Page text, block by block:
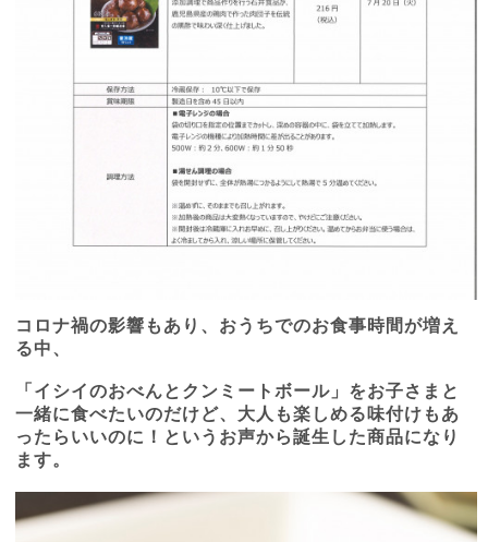
コロナ禍の影響もあり、おうちでのお食事時間が増え
る中、
「イシイのおべんとクンミートボール」をお子さまと
一緒に食べたいのだけど、大人も楽しめる味付けもあ
ったらいいのに！というお声から誕生した商品になり
ます。